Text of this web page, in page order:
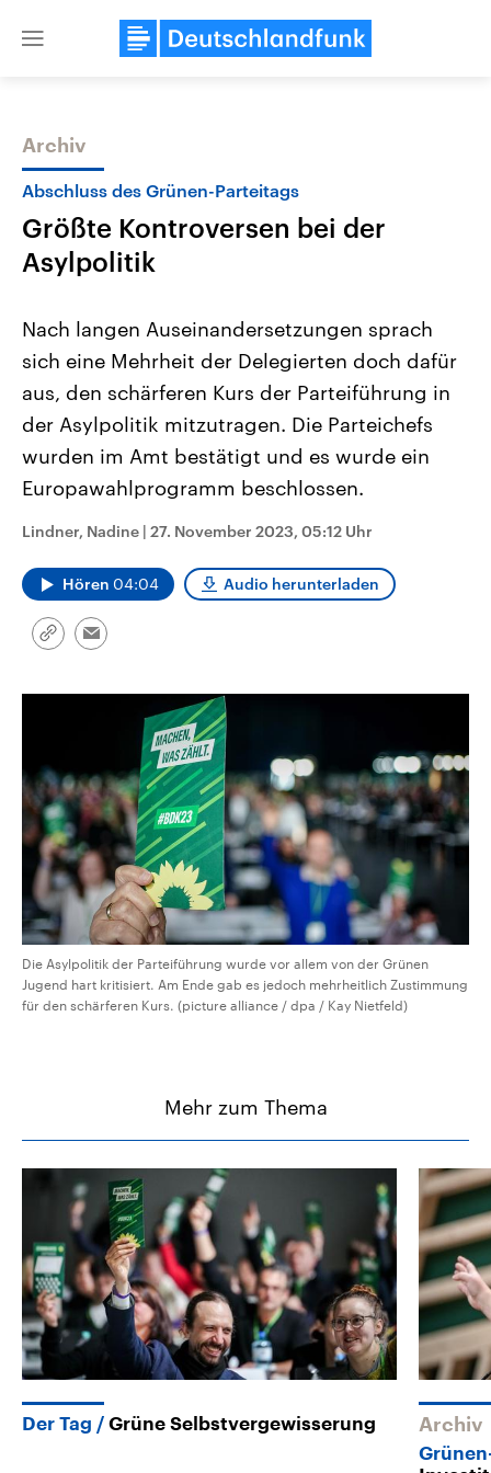
Close
Themen
Landtagswahl Sachsen-Anhalt
2026
Alle Informationen
Sachsen-Anhalt wählt am 6.
September 2026 einen neuen
Landtag. Seit 2021 wird das
Bundesland von einer Koalition aus
CDU, SPD und FDP regiert.-
Umfragen, Prognosen,
Wahlprogramme, aktuelle Berichte
und Kandidaten der anstehenden
Wahl.
USA
Aktuelle Beiträge,
Hintergründe
Wirtschaftlich und
gehören die Vereinigten
den mächtigsten Ländern
mit großem Einfluss auf
Archiv
Abschluss des Grünen-Parteitags
Größte Kontroversen bei der
Asylpolitik
Nach langen Auseinandersetzungen sprach
sich eine Mehrheit der Delegierten doch dafür
aus, den schärferen Kurs der Parteiführung in
der Asylpolitik mitzutragen. Die Parteichefs
wurden im Amt bestätigt und es wurde ein
Europawahlprogramm beschlossen.
Lindner, Nadine | 27. November 2023, 05:12 Uhr
Hören 04:04 Audio herunterladen
Link
Email
Die Asylpolitik der Parteiführung wurde vor allem von der Grünen
Jugend hart kritisiert. Am Ende gab es jedoch mehrheitlich Zustimmung
für den schärferen Kurs. (picture alliance / dpa / Kay Nietfeld)
Mehr zum Thema
Der Tag Grüne Selbstvergewisserung Archiv